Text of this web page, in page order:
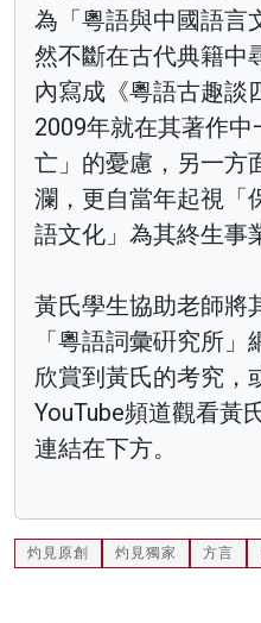
為「粵語與中國語言
然不斷在古代典籍中
內寫成《粵語古趣談
2009年就在其著作
亡」的憂慮，另一方
瀾，更自當年起視「
語文化」為其終生事
黃氏學生協助老師將
「粵語詞彙硏究所
欣賞到黃氏的考究，
YouTube頻道觀看黃
連結在下方。
灼見原創 灼見獨家 方言